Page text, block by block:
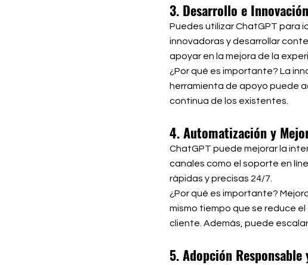
3. Desarrollo e
Puedes utilizar ChatGPT para
innovadoras y desarrollar
apoyar en la mejora de la
¿Por qué es importante? La
herramienta de apoyo puede
continua de los existentes.
4. Automatización y
ChatGPT puede mejorar la
canales como el soporte en
rápidas y precisas 24/7.
¿Por qué es importante?
mismo tiempo que se reduce
cliente. Además, puede
5. Adopción